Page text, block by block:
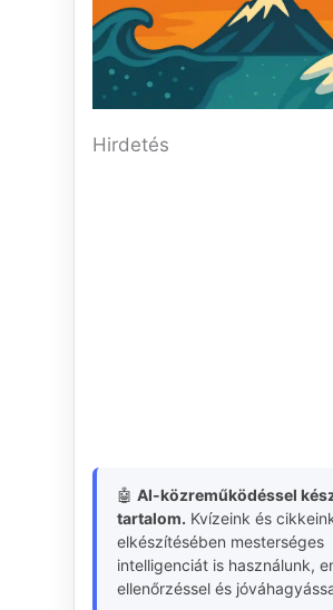
Hirdetés
🤖 AI-közreműködéssel
tartalom. Kvízeink és
elkészítésében mesterséges
intelligenciát is használunk,
ellenőrzéssel és